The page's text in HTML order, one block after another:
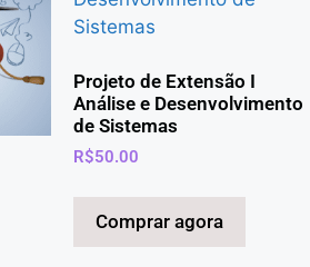
Projeto de Extensão I
Análise e Desenvolvimento
de Sistemas
R$50.00
Comprar agora